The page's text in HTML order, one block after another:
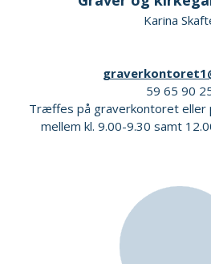
Karina
59 65 90
Træffes på graverkontoret eller
mellem kl. 9.00-9.30 samt